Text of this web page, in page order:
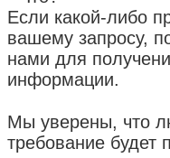
Если какой-либо
вашему запросу,
нами для
информации.
Мы уверены, что
требование будет